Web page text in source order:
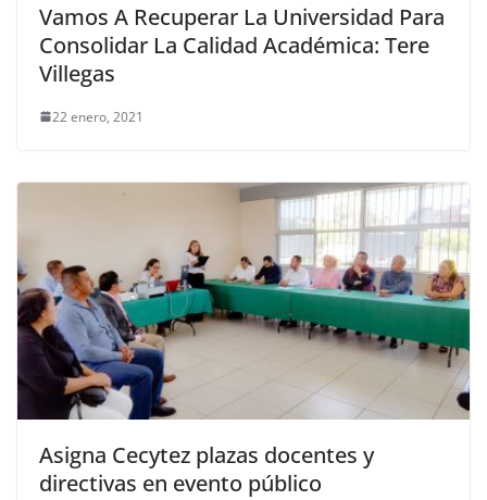
Vamos A Recuperar La Universidad Para
Consolidar La Calidad Académica: Tere
Villegas
22 enero, 2021
Asigna Cecytez plazas docentes y
directivas en evento público